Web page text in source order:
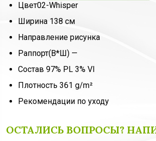
Цвет02-Whisper
Ширина 138 см
Направление рисунка
Раппорт(В*Ш) —
Состав 97% PL 3% VI
Плотность 361 g/m²
Рекомендации по уходу
ОСТАЛИСЬ ВОПРОСЫ?